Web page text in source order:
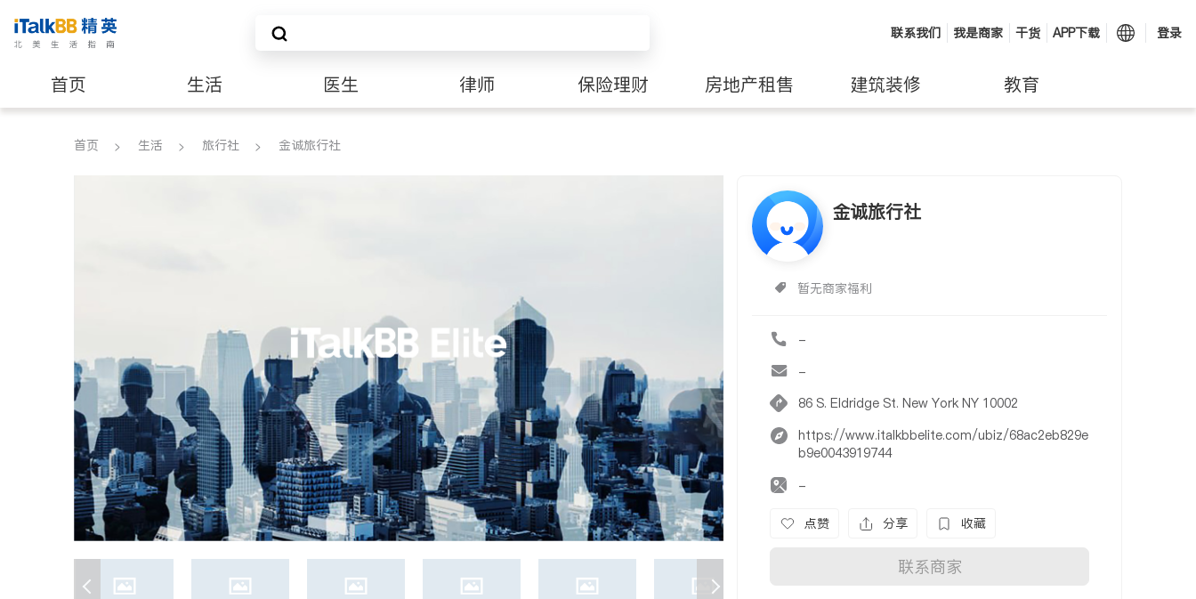
联系我们 我是商家 干货 APP下载 登录
首页 生活 医生 律师 保险理财 房地产租售 建筑装修 教育
养老 非盈利组织
首页 生活 旅行社 金诚旅行社
金诚旅行社
暂无商家福利
-
-
86 S. Eldridge St. New York NY 10002
https://www.italkbbelite.com/ubiz/68ac2eb829e
b9e0043919744
-
点赞 分享 收藏
联系商家